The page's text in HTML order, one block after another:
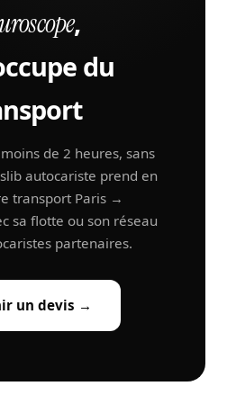
,
du
de 2 heures, sans
autocariste prend en
transport Paris →
sa flotte ou son réseau
partenaires.
un devis →